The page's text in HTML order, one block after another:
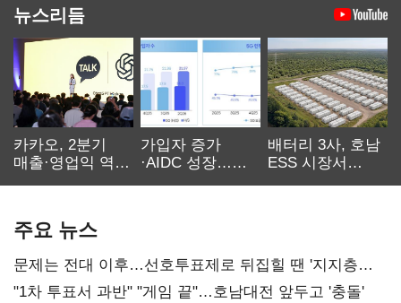
뉴스리듬
카카오, 2분기
매출·영업익 역대
가입자 증가
·AIDC 성장…
배터리 3사, 호남
ESS 시장서
주요 뉴스
문제는 전대 이후…선호투표제로 뒤집힐 땐 '지지층
불복'
"1차 투표서 과반" "게임 끝"…호남대전 앞두고 '충돌'